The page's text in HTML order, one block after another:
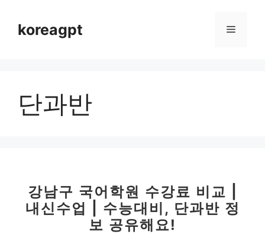
koreagpt 메
단과반
강남구 국어학원 수강료 비교 |
내신수업 | 수능대비, 단과반 정
보 공유해요!